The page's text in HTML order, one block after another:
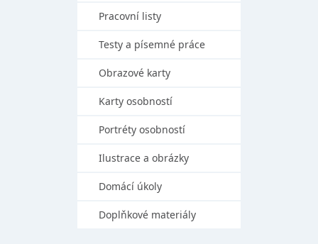
Pracovní listy
Testy a písemné práce
Obrazové karty
Karty osobností
Portréty osobností
Ilustrace a obrázky
Domácí úkoly
Doplňkové materiály